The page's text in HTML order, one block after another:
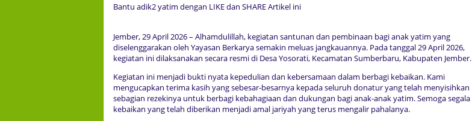
Bantu adik2 yatim dengan LIKE dan SHARE Artikel ini
Jember, 29 April 2026 – Alhamdulillah, kegiatan santunan dan pembinaan bagi anak yatim yang
diselenggarakan oleh Yayasan Berkarya semakin meluas jangkauannya. Pada tanggal 29 April 2026,
kegiatan ini dilaksanakan secara resmi di Desa Yosorati, Kecamatan Sumberbaru, Kabupaten Jember.
Kegiatan ini menjadi bukti nyata kepedulian dan kebersamaan dalam berbagi kebaikan. Kami
mengucapkan terima kasih yang sebesar-besarnya kepada seluruh donatur yang telah menyisihkan
sebagian rezekinya untuk berbagi kebahagiaan dan dukungan bagi anak-anak yatim. Semoga segala
kebaikan yang telah diberikan menjadi amal jariyah yang terus mengalir pahalanya.